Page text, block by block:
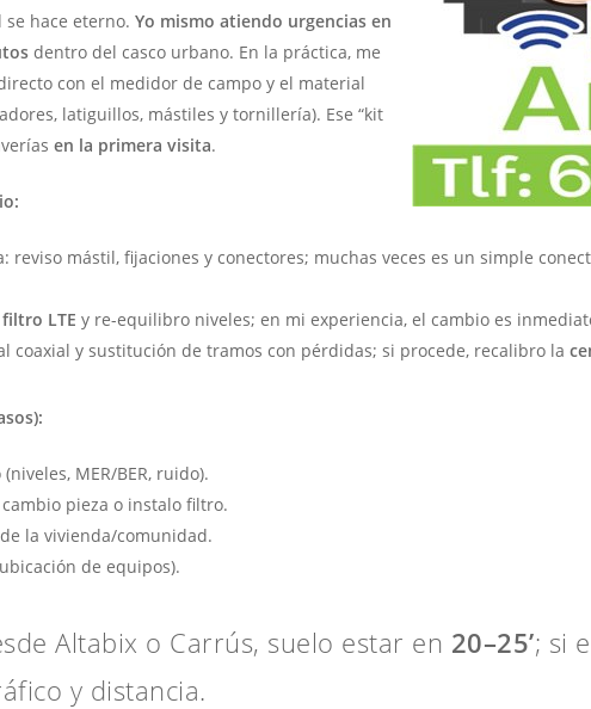
se hace eterno.Yo mismo atiendo urgencias en
dentro del casco urbano. En la práctica, me
con el medidor de campo y el material
latiguillos, mástiles y tornillería). Ese “kit
en la primera visita.
reviso mástil, fijaciones y conectores; muchas veces es un simple
filtro LTE y re-equilibro niveles; en mi experiencia, el cambio es
coaxial y sustitución de tramos con pérdidas; si procede, recalibro la
MER/BER, ruido).
pieza o instalo filtro.
la vivienda/comunidad.
de equipos).
Altabix o Carrús, suelo estar en 20–25’; si
y distancia.